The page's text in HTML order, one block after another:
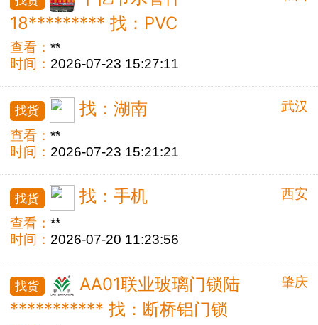
18********* 找：PVC
查看：**
时间： 2026-07-23 15:27:11
武汉
找货 找：湖南
查看：**
时间： 2026-07-23 15:21:21
西安
找货 找：手机
查看：**
时间： 2026-07-20 11:23:56
肇庆
找货
AA01联业玻璃门锁陆
*********** 找：断桥铝门锁